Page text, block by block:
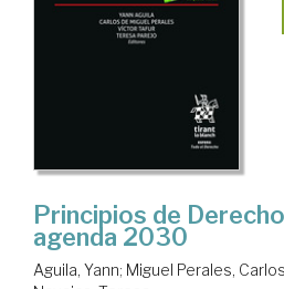
Principios de
agenda 2030
Aguila, Yann; Miguel Perales,